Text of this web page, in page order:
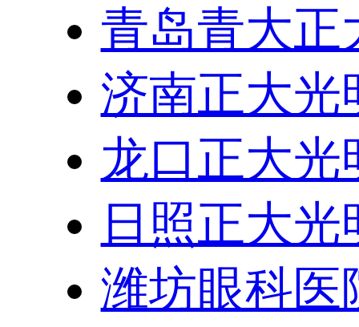
青岛青大
济南正大光
龙口正大光
日照正大
潍坊眼科医